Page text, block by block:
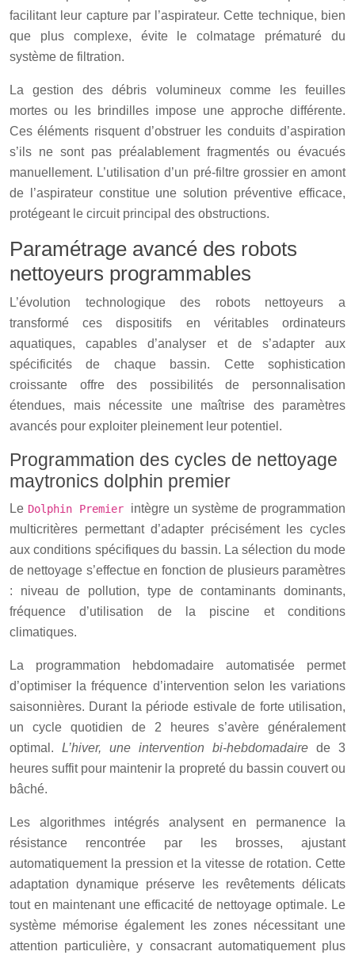
facilitant leur capture par l’aspirateur. Cette technique, bien
que plus complexe, évite le colmatage prématuré du
système de filtration.
La gestion des débris volumineux comme les feuilles
mortes ou les brindilles impose une approche différente.
Ces éléments risquent d’obstruer les conduits d’aspiration
s’ils ne sont pas préalablement fragmentés ou évacués
manuellement. L’utilisation d’un pré-filtre grossier en amont
de l’aspirateur constitue une solution préventive efficace,
protégeant le circuit principal des obstructions.
Paramétrage avancé des robots
nettoyeurs programmables
L’évolution technologique des robots nettoyeurs a
transformé ces dispositifs en véritables ordinateurs
aquatiques, capables d’analyser et de s’adapter aux
spécificités de chaque bassin. Cette sophistication
croissante offre des possibilités de personnalisation
étendues, mais nécessite une maîtrise des paramètres
avancés pour exploiter pleinement leur potentiel.
Programmation des cycles de nettoyage
maytronics dolphin premier
Le Dolphin Premier intègre un système de programmation
multicritères permettant d’adapter précisément les cycles
aux conditions spécifiques du bassin. La sélection du mode
de nettoyage s’effectue en fonction de plusieurs paramètres
: niveau de pollution, type de contaminants dominants,
fréquence d’utilisation de la piscine et conditions
climatiques.
La programmation hebdomadaire automatisée permet
d’optimiser la fréquence d’intervention selon les variations
saisonnières. Durant la période estivale de forte utilisation,
un cycle quotidien de 2 heures s’avère généralement
optimal. L’hiver, une intervention bi-hebdomadaire de 3
heures suffit pour maintenir la propreté du bassin couvert ou
bâché.
Les algorithmes intégrés analysent en permanence la
résistance rencontrée par les brosses, ajustant
automatiquement la pression et la vitesse de rotation. Cette
adaptation dynamique préserve les revêtements délicats
tout en maintenant une efficacité de nettoyage optimale. Le
système mémorise également les zones nécessitant une
attention particulière, y consacrant automatiquement plus